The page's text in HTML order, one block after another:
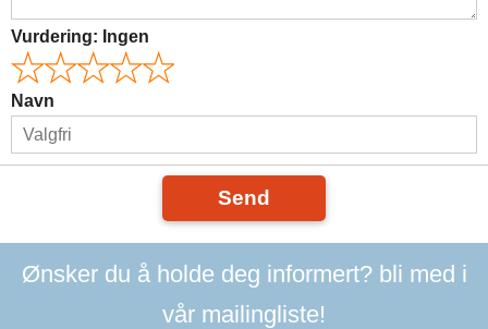
Vurdering: Ingen
Navn
Send
Ønsker du å holde deg informert? bli med i
vår mailingliste!